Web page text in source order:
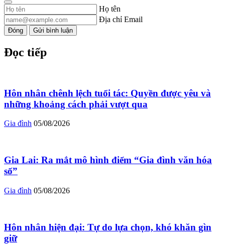
Họ tên
Địa chỉ Email
Đóng Gửi bình luận
Đọc tiếp
Hôn nhân chênh lệch tuổi tác: Quyền được yêu và
những khoảng cách phải vượt qua
Gia đình 05/08/2026
Gia Lai: Ra mắt mô hình điểm “Gia đình văn hóa
số”
Gia đình 05/08/2026
Hôn nhân hiện đại: Tự do lựa chọn, khó khăn gìn
giữ